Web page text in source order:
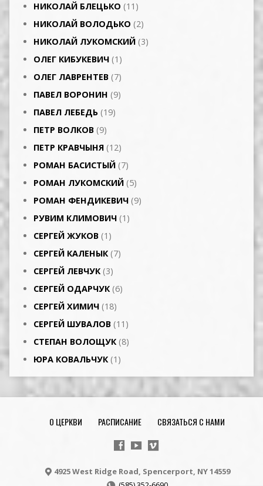
НИКОЛАЙ БЛЕЦЬКО (11)
НИКОЛАЙ ВОЛОДЬКО (2)
НИКОЛАЙ ЛУКОМСКИЙ (3)
ОЛЕГ КИБУКЕВИЧ (1)
ОЛЕГ ЛАВРЕНТЕВ (7)
ПАВЕЛ ВОРОНИН (9)
ПАВЕЛ ЛЕБЕДЬ (19)
ПЕТР ВОЛКОВ (9)
ПЕТР КРАВЧЫНЯ (12)
РОМАН БАСИСТЫЙ (7)
РОМАН ЛУКОМСКИЙ (5)
РОМАН ФЕНДИКЕВИЧ (9)
РУВИМ КЛИМОВИЧ (1)
СЕРГЕЙ ЖУКОВ (1)
СЕРГЕЙ КАЛЕНЫК(7)
СЕРГЕЙ ЛЕВЧУК(3)
СЕРГЕЙ ОДАРЧУК(6)
СЕРГЕЙ ХИМИЧ (18)
СЕРГЕЙ ШУВАЛОВ (11)
СТЕПАН ВОЛОЩУК(8)
ЮРА КОВАЛЬЧУК(1)
О ЦЕРКВИ РАСПИСАНИЕ СВЯЗАТЬСЯ С НАМИ
4925 West Ridge Road, Spencerport, NY 14559